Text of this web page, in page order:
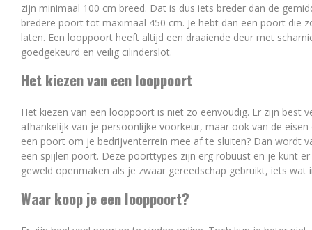
zijn minimaal 100 cm breed. Dat is dus iets breder dan de
bredere poort tot maximaal 450 cm. Je hebt dan een poort die
laten. Een looppoort heeft altijd een draaiende deur met
goedgekeurd en veilig cilinderslot.
Het kiezen van een looppoort
Het kiezen van een looppoort is niet zo eenvoudig. Er zijn best
afhankelijk van je persoonlijke voorkeur, maar ook van de
een poort om je bedrijventerrein mee af te sluiten? Dan wordt
een spijlen poort. Deze poorttypes zijn erg robuust en je kunt
geweld openmaken als je zwaar gereedschap gebruikt, iets wat
Waar koop je een looppoort?